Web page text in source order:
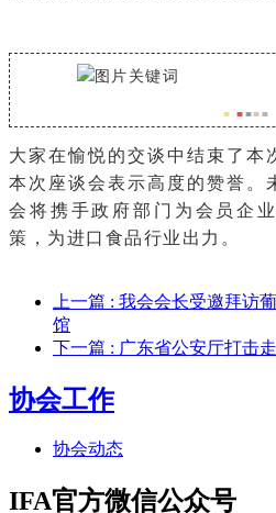
■ ■■■■
大家在愉悦的交谈中结束了本
本次座谈会表示高度的赞誉。
会将携手政府部门为会员企
策，为进口食品行业出力。
上一篇 : 我会会长受邀拜访
馆
下一篇 : 广东省公安厅打击
协会工作
协会动态
IFA官方微信公众号